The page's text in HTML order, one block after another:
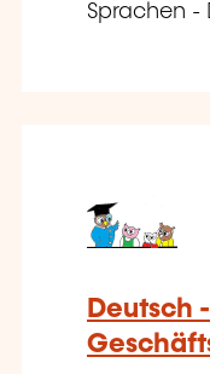
Sprachen -
Deutsch -